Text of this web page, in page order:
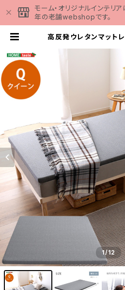
モーム・オリジナルインテリ
年の老舗webshopです。
高反発ウレタンマット
RM-05Q | 家具の通
1/12